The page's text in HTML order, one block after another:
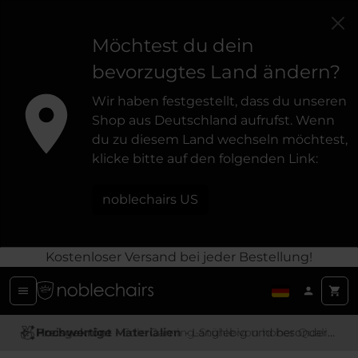
Möchtest du dein
bevorzugtes Land ändern?
Wir haben festgestellt, dass du unseren
Shop aus Deutschland aufrufst. Wenn
du zu diesem Land wechseln möchtest,
klicke bitte auf den folgenden Link:
noblechairs US
Kostenloser Versand bei jeder Bestellung!
Preisgekrönt - Edle Gaming-Stühle von hoher Qualität
Hochwertige Materialien - Langlebig und besonders Angenehm